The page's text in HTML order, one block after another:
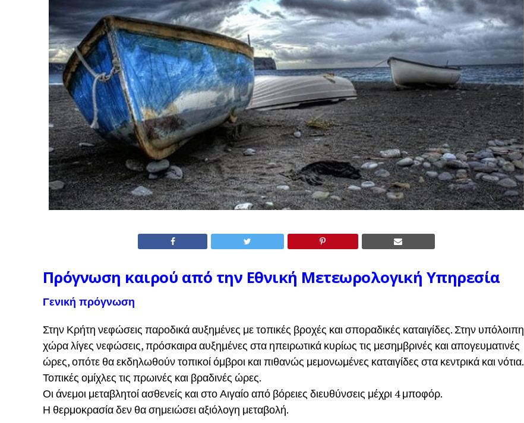
Πρόγνωση καιρού από την Εθνική Μετεωρολογική Υπηρεσία
Γενική πρόγνωση
Στην Κρήτη νεφώσεις παροδικά αυξημένες με τοπικές βροχές και σποραδικές καταιγίδες. Στην υπόλοιπη
χώρα λίγες νεφώσεις, πρόσκαιρα αυξημένες στα ηπειρωτικά κυρίως τις μεσημβρινές και απογευματινές
ώρες, οπότε θα εκδηλωθούν τοπικοί όμβροι και πιθανώς μεμονωμένες καταιγίδες στα κεντρικά και νότια.
Τοπικές ομίχλες τις πρωινές και βραδινές ώρες.
Οι άνεμοι μεταβλητοί ασθενείς και στο Αιγαίο από βόρειες διευθύνσεις μέχρι 4 μποφόρ.
Η θερμοκρασία δεν θα σημειώσει αξιόλογη μεταβολή.